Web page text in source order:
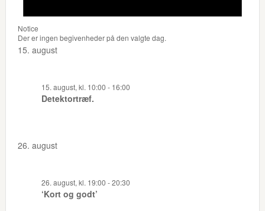
Notice
Der er ingen begivenheder på den valgte dag.
15. august
15. august, kl. 10:00 - 16:00
Detektortræf.
26. august
26. august, kl. 19:00 -20:30
‘Kort og godt’